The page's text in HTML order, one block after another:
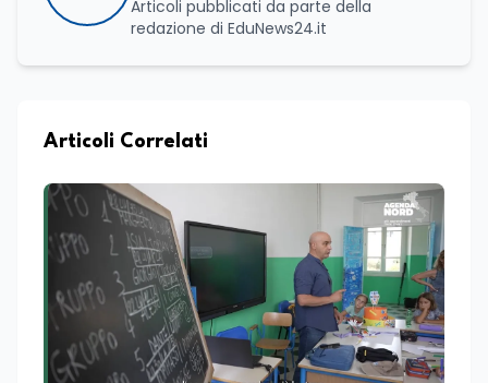
Articoli pubblicati da parte della
redazione di EduNews24.it
Articoli Correlati